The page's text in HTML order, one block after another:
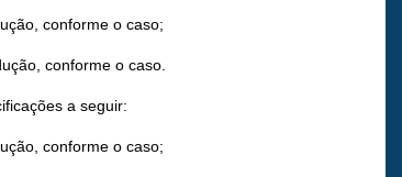
conforme o caso;
conforme o caso.
a seguir:
conforme o caso;